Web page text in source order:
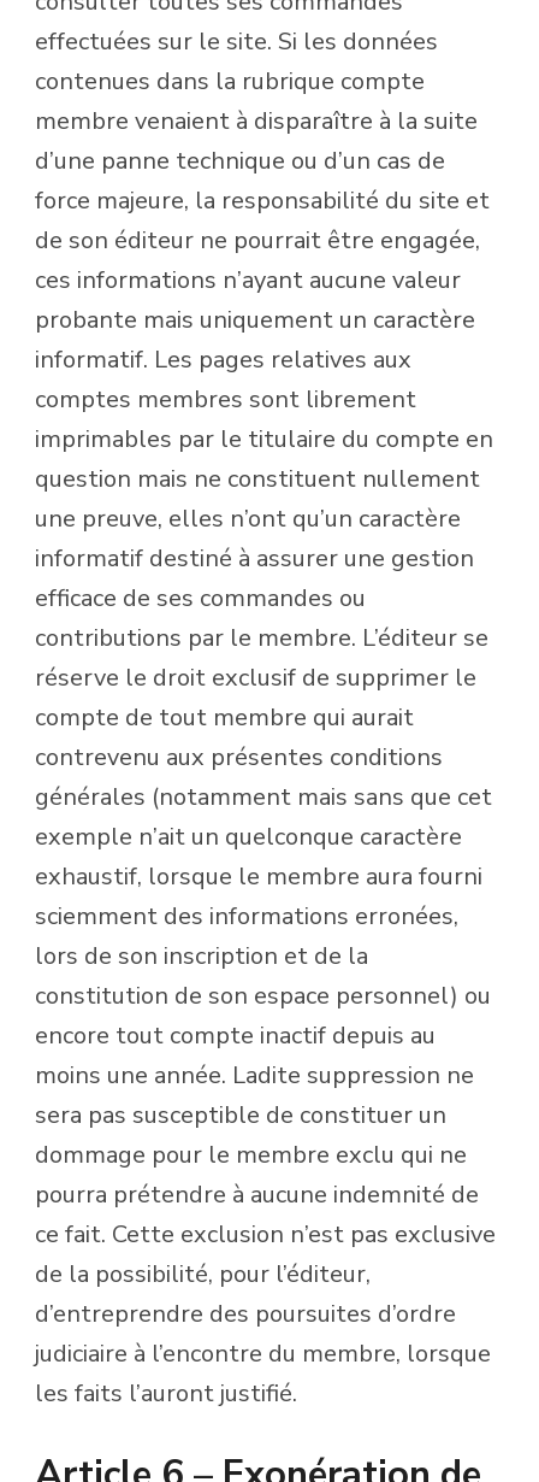
effectuées sur le site. Si les données
contenues dans la rubrique compte
membre venaient à disparaître à la suite
d’une panne technique ou d’un cas de
force majeure, la responsabilité du site et
de son éditeur ne pourrait être engagée,
ces informations n’ayant aucune valeur
probante mais uniquement un caractère
informatif. Les pages relatives aux
comptes membres sont librement
imprimables par le titulaire du compte en
question mais ne constituent nullement
une preuve, elles n’ont qu’un caractère
informatif destiné à assurer une gestion
efficace de ses commandes ou
contributions par le membre. L’éditeur se
réserve le droit exclusif de supprimer le
compte de tout membre qui aurait
contrevenu aux présentes conditions
générales (notamment mais sans que cet
exemple n’ait un quelconque caractère
exhaustif, lorsque le membre aura fourni
sciemment des informations erronées,
lors de son inscription et de la
constitution de son espace personnel) ou
encore tout compte inactif depuis au
moins une année. Ladite suppression ne
sera pas susceptible de constituer un
dommage pour le membre exclu qui ne
pourra prétendre à aucune indemnité de
ce fait. Cette exclusion n’est pas exclusive
de la possibilité, pour l’éditeur,
d’entreprendre des poursuites d’ordre
judiciaire à l’encontre du membre, lorsque
les faits l’auront justifié.